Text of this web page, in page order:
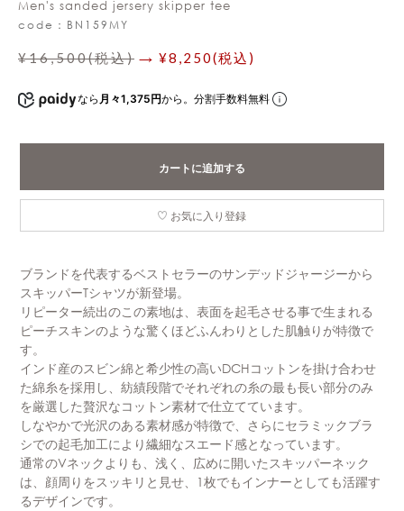
Men's sanded jersery skipper tee
code：BN159MY
¥16,500(税込) → ¥8,250(税込)
なら 月々1,375円から。分割手数料無料
カートに追加する
お気に入り登録
ブランドを代表するベストセラーのサンデッドジャージーから
スキッパーTシャツが新登場。
リピーター続出のこの素地は、表面を起毛させる事で生まれる
ピーチスキンのような驚くほどふんわりとした肌触りが特徴で
す。
インド産のスビン綿と希少性の高いDCHコットンを掛け合わせ
た綿糸を採用し、紡績段階でそれぞれの糸の最も長い部分のみ
を厳選した贅沢なコットン素材で仕立てています。
しなやかで光沢のある素材感が特徴で、さらにセラミックブラ
シでの起毛加工により繊細なスエード感となっています。
通常のVネックよりも、浅く、広めに開いたスキッパーネック
は、顔周りをスッキリと見せ、1枚でもインナーとしても活躍す
るデザインです。